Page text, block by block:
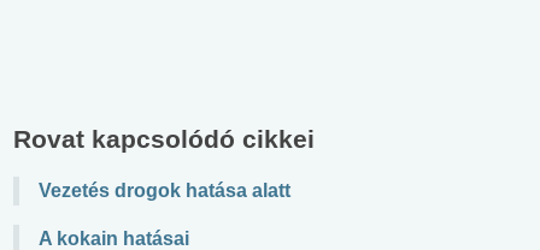
Rovat kapcsolódó cikkei
Vezetés drogok hatása alatt
A kokain hatásai